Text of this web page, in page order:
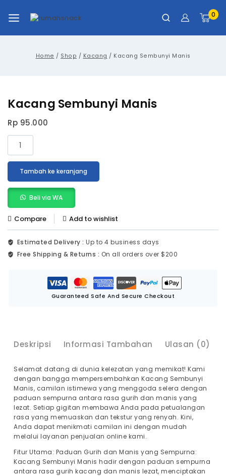
0
Home / Shop / Kacang / Kacang Sembunyi Manis
Kacang Sembunyi Manis
Rp 95.000
Tambah ke keranjang
Beli via WA
Compare Add to wishlist
Estimated Delivery : Up to 4 business days
Free Shipping & Returns : On all orders over $200
Guaranteed Safe And Secure Checkout
Deskripsi Informasi Tambahan Ulasan (0)
Selamat datang di dunia kelezatan yang memikat! Kami
dengan bangga mempersembahkan Kacang Sembunyi
Manis, camilan istimewa yang menggoda selera dengan
paduan sempurna antara rasa gurih dan manis yang
lezat. Setiap gigitan membawa Anda pada petualangan
rasa yang memuaskan dan tekstur yang renyah. Kini,
Anda dapat menikmati camilan ini dengan mudah
melalui layanan penjualan online kami.
Fitur Utama: Paduan Gurih dan Manis yang Sempurna:
Kacang Sembunyi Manis hadir dengan paduan sempurna
antara rasa gurih kacang dan manis lezat, menciptakan